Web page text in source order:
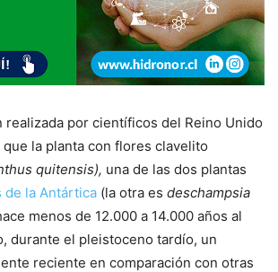
realizada por científicos del Reino Unido
la planta con flores clavelito
quitensis), una de las dos plantas
de la Antártica (la otra es deschampsia
menos de 12.000 a 14.000 años al
durante el pleistoceno tardío, un
reciente en comparación con otras